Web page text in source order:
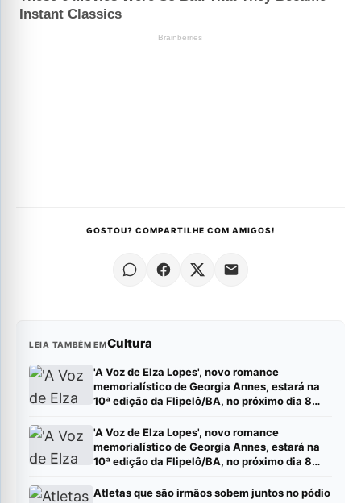
GOSTOU? COMPARTILHE COM AMIGOS!
LEIA TAMBÉM EMCultura
'A Voz de Elza Lopes', novo romance
memorialístico de Georgia Annes, estará na
10ª edição da Flipelô/BA, no próximo dia 8
'A Voz de Elza Lopes', novo romance
memorialístico de Georgia Annes, estará na
10ª edição da Flipelô/BA, no próximo dia 8
Atletas que são irmãos sobem juntos no pódio